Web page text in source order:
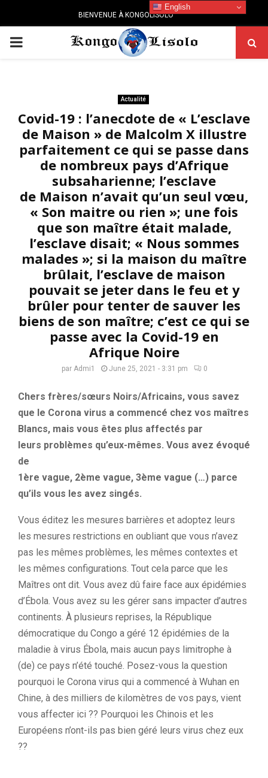
BIENVENUE À KONGOLISOLO
PRIMARY
Actualité
Covid-19 : l’anecdote de « L’esclave
de Maison » de Malcolm X illustre
parfaitement ce qui se passe dans
de nombreux pays d’Afrique
subsaharienne; l’esclave
de Maison n’avait qu’un seul vœu,
« Son maitre ou rien »; une fois
que son maître était malade,
l’esclave disait; « Nous sommes
malades »; si la maison du maître
brûlait, l’esclave de maison
pouvait se jeter dans le feu et y
brûler pour tenter de sauver les
biens de son maître; c’est ce qui se
passe avec la Covid-19 en
Afrique Noire
par Admi1 June 25, 2021 - 3:31 pm 0
Chers frères/sœurs Noirs/Africains, vous savez
que le Corona virus a commencé chez vos maîtres
Blancs, mais vous êtes plus affectés par
leurs problèmes qu’eux-mêmes. Vous avez évoqué
de
1ère vague, 2ème vague, 3ème vague (…) parce
qu’ils vous les avez singés.
Vous éditez les mesures barrières et adoptez leurs
les mesures restrictions en oubliant que vous n’avez
pas les mêmes problèmes, les mêmes contextes et
les mêmes configurations. Tout cela parce que les
Maîtres ont dit. Vous avez dû faire face aux épidémies
d’Ébola. Vous avez su les gérer sans impacter d’autres
continents. À plusieurs reprises, la République
démocratique du Congo a géré 12 épidémies de la
maladie à virus Ébola, mais aucun pays limitrophe à
(de) ce pays n’été touché. Posez-vous la question
pourquoi le Corona virus qui a commencé à Wuhan en
Chine, à des milliers de kilomètres de vos pays, vient
vous affecter ici ?? Pourquoi les Chinois et les
Européens n’ont-ils pas bien géré leurs virus chez eux
??
English